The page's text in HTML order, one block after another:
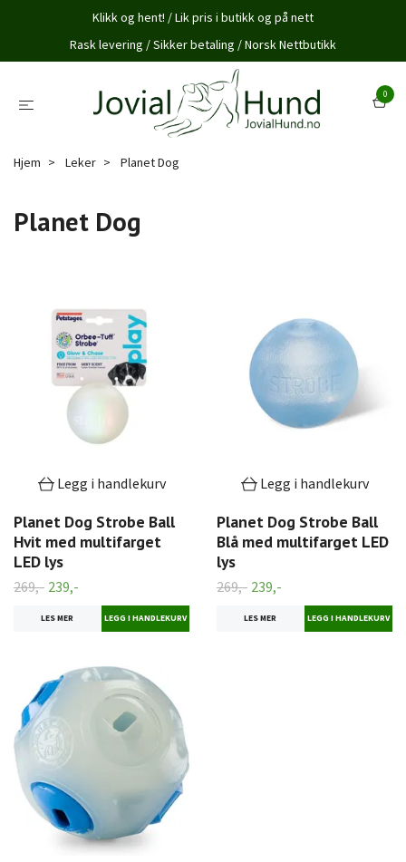
Klikk og hent! / Lik pris i butikk og på nett
Rask levering / Sikker betaling / Norsk Nettbutikk
0
Hjem Leker Planet Dog
Planet Dog
Legg i handlekurv
Planet Dog Strobe Ball
Hvit med multifarget
LED lys
269,- 239,-
LES MER
Legg i handlekurv
Planet Dog Strobe Ball
Blå med multifarget LED
lys
269,- 239,-
LES MER